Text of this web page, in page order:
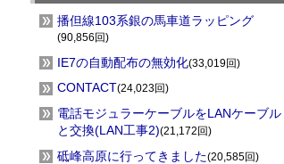
播但線103系銀の馬車道ラッピング
(90,856回)
IE7の自動配布の無効化(33,019回)
CONTACT(24,023回)
電話モジュラーケーブルをLANケーブル
と交換(LAN工事2)(21,172回)
砥峰高原に行ってきました(20,585回)